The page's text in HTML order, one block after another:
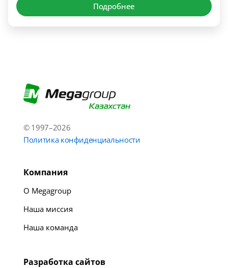
Подробнее
© 1997–2026
Политика конфиденциальности
Компания
О Megagroup
Наша миссия
Наша команда
Разработка сайтов